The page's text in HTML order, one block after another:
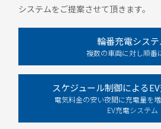
システムをご提案させて頂きます。
輪番充電システ
複数の車両に対し順番
スケジュール制御による
電気料金の安い夜間に充電量を
EV充電システム